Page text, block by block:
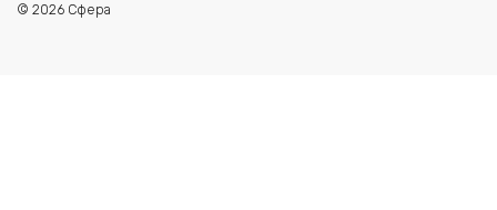
© 2026 Сфера